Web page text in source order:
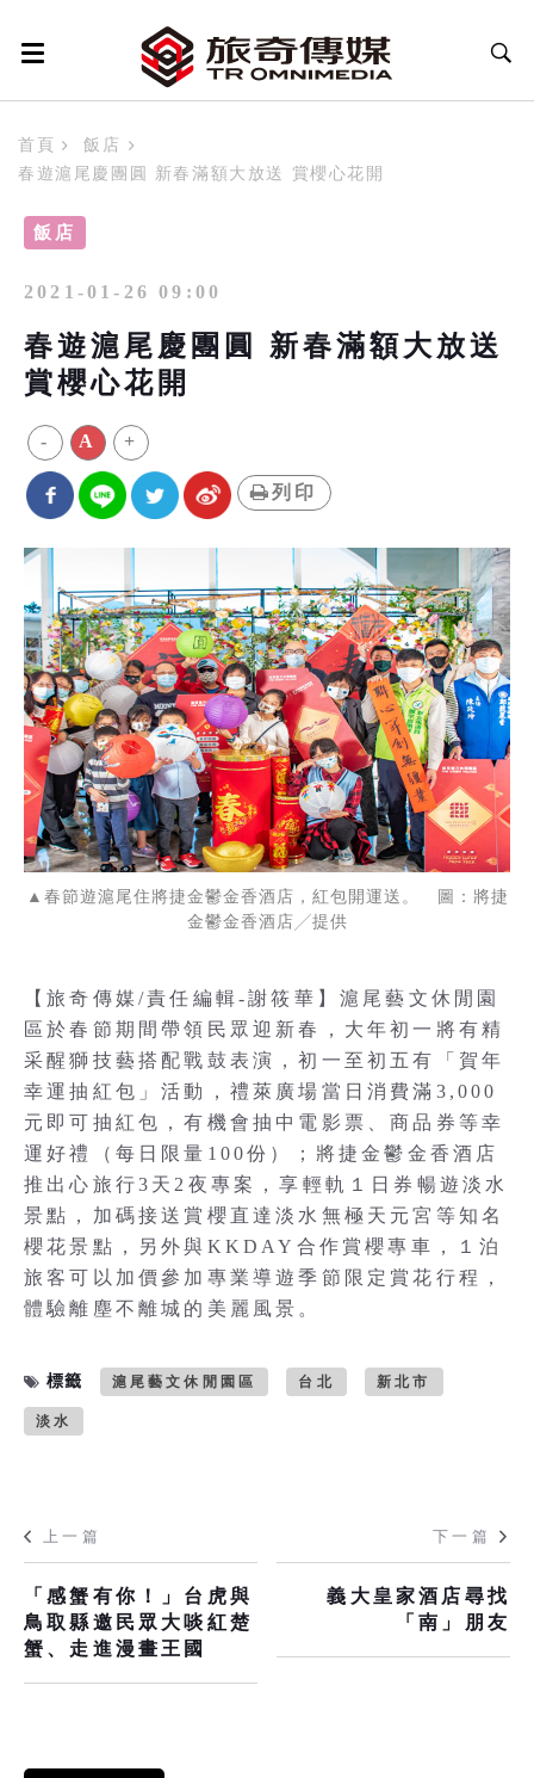
首頁
飯店
春遊滬尾慶團圓 新春滿額大放送 賞櫻心花開
飯店
2021-01-26 09:00
春遊滬尾慶團圓 新春滿額大放送
賞櫻心花開
- A +
列印
▲春節遊滬尾住將捷金鬱金香酒店，紅包開運送。 圖：將捷
金鬱金香酒店╱提供
【旅奇傳媒/責任編輯-謝筱華】滬尾藝文休閒園
區於春節期間帶領民眾迎新春，大年初一將有精
采醒獅技藝搭配戰鼓表演，初一至初五有「賀年
幸運抽紅包」活動，禮萊廣場當日消費滿3,000
元即可抽紅包，有機會抽中電影票、商品券等幸
運好禮（每日限量100份）；將捷金鬱金香酒店
推出心旅行3天2夜專案，享輕軌１日券暢遊淡水
景點，加碼接送賞櫻直達淡水無極天元宮等知名
櫻花景點，另外與KKDAY合作賞櫻專車，１泊
旅客可以加價參加專業導遊季節限定賞花行程，
體驗離塵不離城的美麗風景。
標籤 滬尾藝文休閒園區 台北 新北市
淡水
上一篇
「感蟹有你！」台虎與
鳥取縣邀民眾大啖紅楚
蟹、走進漫畫王國
下一篇
義大皇家酒店尋找
「南」朋友